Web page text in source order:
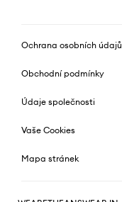
Ochrana osobních údajů
Obchodní podmínky
Údaje společnosti
Vaše Cookies
Mapa stránek